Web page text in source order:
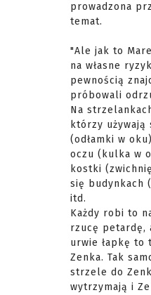
prowadzona
temat.
"Ale jak to
na własne
pewnością
próbowali
Na
którzy używają
(odłamki w
oczu (kulka w
kostki
się budynkach
itd.
Każdy robi to
rzucę petardę,
urwie łapkę to
Zenka. Tak
strzele do
wytrzymają i